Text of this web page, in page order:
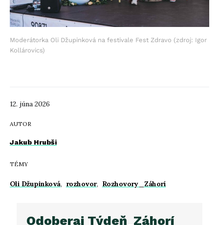
12. júna 2026
AUTOR
Jakub Hrubši
TÉMY
Oli Džupinková, rozhovor, Rozhovory_Záhorí
Moderátorka Oli Džupinková na festivale Fest Zdravo (zdroj: Igor
Kollárovics)
Odoberaj Týdeň_Záhorí